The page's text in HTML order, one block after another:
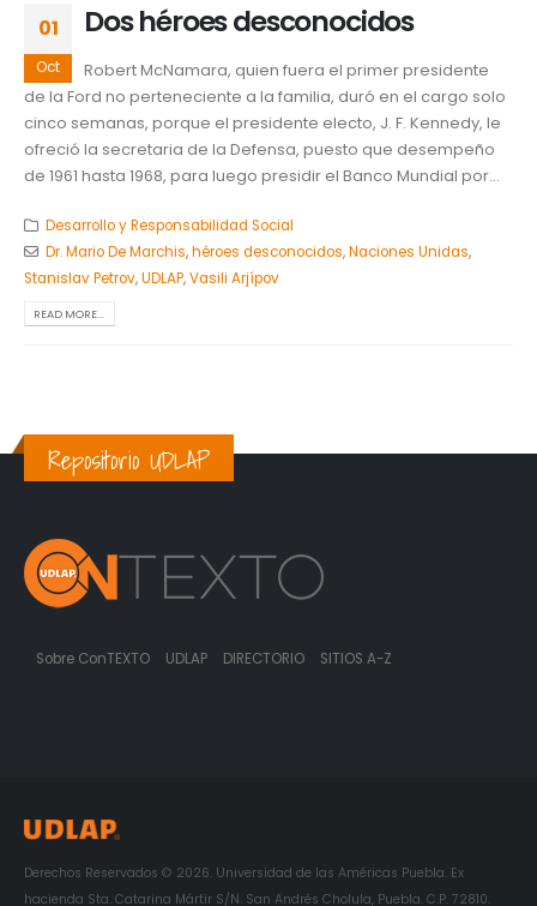
01
Oct
Dos héroes desconocidos
Robert McNamara, quien fuera el primer presidente
de la Ford no perteneciente a la familia, duró en el cargo solo
cinco semanas, porque el presidente electo, J. F. Kennedy, le
ofreció la secretaria de la Defensa, puesto que desempeño
de 1961 hasta 1968, para luego presidir el Banco Mundial por...
Desarrollo y Responsabilidad Social
Dr. Mario De Marchis,héroes desconocidos,Naciones Unidas,
Stanislav Petrov,UDLAP,Vasili Arjípov
READ MORE...
Repositorio UDLAP
Sobre ConTEXTO UDLAP DIRECTORIO SITIOS A-Z
Derechos Reservados © 2026. Universidad de las Américas Puebla. Ex
hacienda Sta. Catarina Mártir S/N. San Andrés Cholula, Puebla. C.P. 72810.